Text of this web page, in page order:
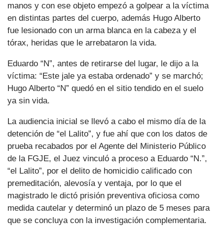
manos y con ese objeto empezó a golpear a la víctima
en distintas partes del cuerpo, además Hugo Alberto
fue lesionado con un arma blanca en la cabeza y el
tórax, heridas que le arrebataron la vida.
Eduardo “N”, antes de retirarse del lugar, le dijo a la
víctima: “Este jale ya estaba ordenado” y se marchó;
Hugo Alberto “N” quedó en el sitio tendido en el suelo
ya sin vida.
La audiencia inicial se llevó a cabo el mismo día de la
detención de “el Lalito”, y fue ahí que con los datos de
prueba recabados por el Agente del Ministerio Público
de la FGJE, el Juez vinculó a proceso a Eduardo “N.”,
“el Lalito”, por el delito de homicidio calificado con
premeditación, alevosía y ventaja, por lo que el
magistrado le dictó prisión preventiva oficiosa como
medida cautelar y determinó un plazo de 5 meses para
que se concluya con la investigación complementaria.